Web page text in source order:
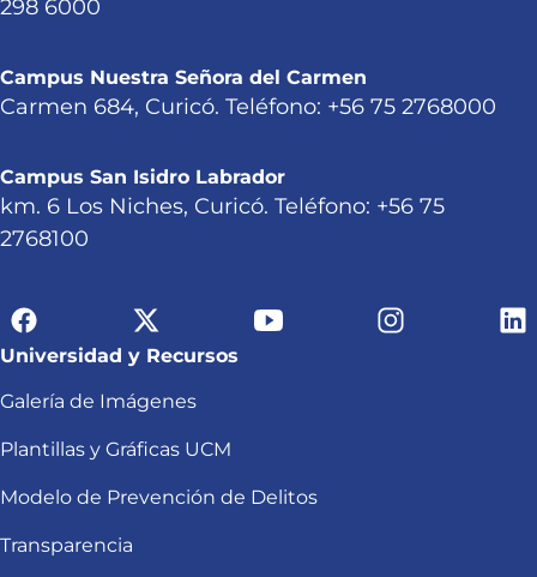
298 6000
Campus Nuestra Señora del Carmen
Carmen 684, Curicó. Teléfono: +56 75 2768000
Campus San Isidro Labrador
km. 6 Los Niches, Curicó. Teléfono: +56 75
2768100
Universidad y Recursos
Galería de Imágenes
Plantillas y Gráficas UCM
Modelo de Prevención de Delitos
Transparencia